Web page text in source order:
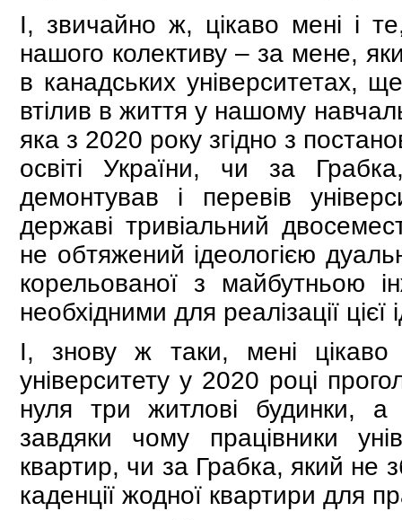
І, звичайно ж, цікаво мені і
нашого колективу – за мене,
в канадських університетах,
втілив в життя у нашому
яка з 2020 року згідно з
освіті України, чи за
демонтував і перевів
державі тривіальний
не обтяжений ідеологією
корельованої з майбутньою
необхідними для реалізації цієї
І, знову ж таки, мені
університету у 2020 році
нуля три житлові будинки,
завдяки чому працівники
квартир, чи за Грабка, який не
каденції жодної квартири для